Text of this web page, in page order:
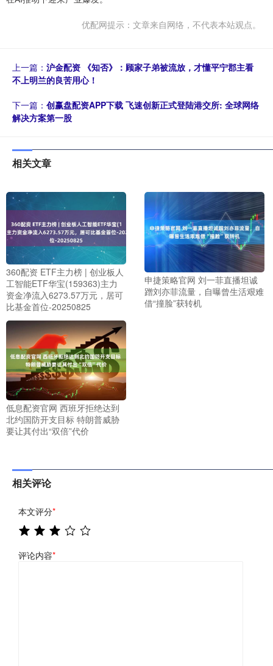
优配网提示：文章来自网络，不代表本站观点。
上一篇： 沪金配资 《知否》：顾家子弟被流放，才懂平宁郡主看
不上明兰的良苦用心！
下一篇： 创赢盘配资APP下载 飞速创新正式登陆港交所: 全球网络
解决方案第一股
相关文章
360配资 ETF主力榜 | 创业板人
工智能ETF华宝(159363)主力
资金净流入6273.57万元，居可
比基金首位-20250825
申捷策略官网 刘一菲直播坦诚
蹭刘亦菲流量，自曝曾生活艰难
借“撞脸”获转机
低息配资官网 西班牙拒绝达到
北约国防开支目标 特朗普威胁
要让其付出“双倍”代价
相关评论
本文评分*
评论内容*